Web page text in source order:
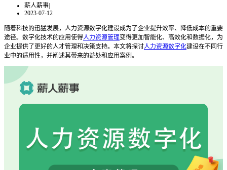
薪人薪事|
2023-07-12
随着科技的迅猛发展，人力资源数字化建设成为了企业提升效率、降低成本的重要
途径。数字化技术的应用使得人力资源管理变得更加智能化、高效化和数据化，为
企业提供了更好的人才管理和决策支持。本文将探讨人力资源数字化建设在不同行
业中的适用性，并阐述其带来的益处和应用案例。